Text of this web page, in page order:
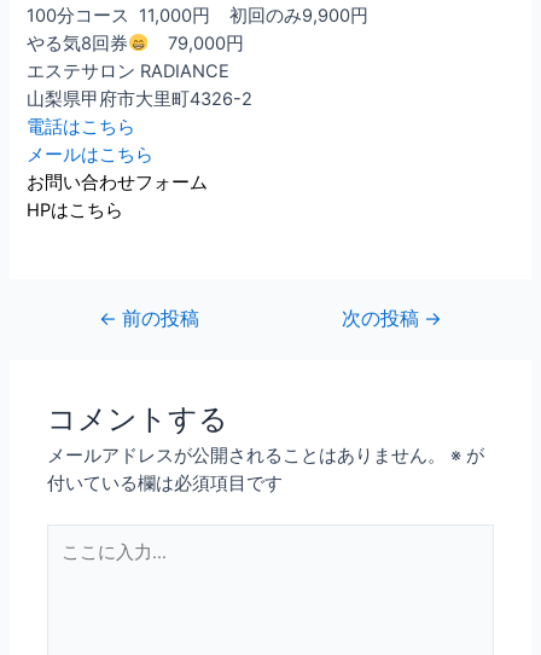
100分コース 11,000円 初回のみ9,900円
やる気8回券
79,000円
エステサロン RADIANCE
山梨県甲府市大里町4326-2
電話はこちら
メールはこちら
お問い合わせフォーム
HPはこちら
← 前の投稿 次の投稿 →
コメントする
メールアドレスが公開されることはありません。 ※ が
付いている欄は必須項目です
こ